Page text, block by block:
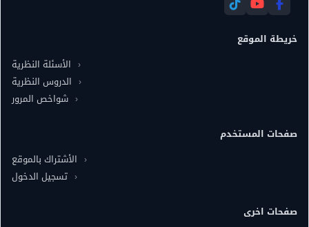
خريطة الموقع
الأسئلة النظرية
الدروس النظرية
شواخص المرور
صفحات المستخدم
الأشتراك بالموقع
تسجيل الدخول
صفحات اخرى